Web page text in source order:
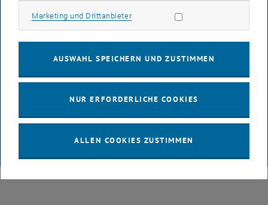
DATENSCHUTZERKLÄRUNG (PDF)
COOKIEEINSTELLUNGEN
Marketing und DrittanbieterMarketing Cookies zulassen
AUSWAHL SPEICHERN UND ZUSTIMMEN
NUR ERFORDERLICHE COOKIES
ALLEN COOKIES ZUSTIMMEN